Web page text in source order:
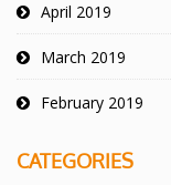
April 2019
March 2019
February 2019
CATEGORIES